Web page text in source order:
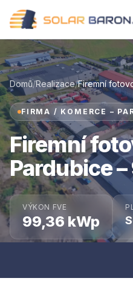
Přeskočit na obsah
Domů/Realizace/Firemní
FIRMA / KOMERCE –
Firemní
Pardubice
VÝKON FVE
99,36 kWp